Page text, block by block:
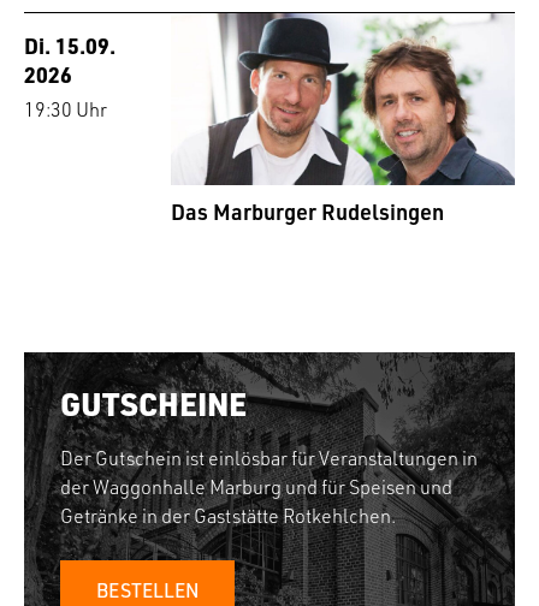
Di. 15.09.
2026
19:30 Uhr
Das Marburger Rudelsingen
GUTSCHEINE
Der Gutschein ist einlösbar für Veranstaltungen in
der Waggonhalle Marburg und für Speisen und
Getränke in der Gaststätte Rotkehlchen.
BESTELLEN